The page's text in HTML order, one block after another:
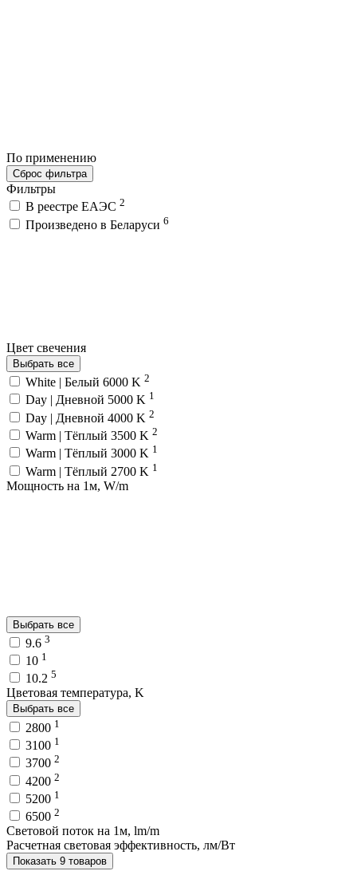
По применению
Сброс фильтра
Фильтры
В реестре ЕАЭС 2
Произведено в Беларуси 6
Цвет свечения
Выбрать все
White | Белый 6000 K 2
Day | Дневной 5000 K 1
Day | Дневной 4000 K 2
Warm | Тёплый 3500 K 2
Warm | Тёплый 3000 K 1
Warm | Тёплый 2700 K 1
Мощность на 1м, W/m
Выбрать все
9.6 3
10 1
10.2 5
Цветовая температура, K
Выбрать все
2800 1
3100 1
3700 2
4200 2
5200 1
6500 2
Световой поток на 1м, lm/m
Расчетная световая эффективность, лм/Вт
Показать 9 товаров